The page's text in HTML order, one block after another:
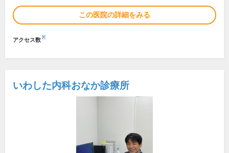
この医院の詳細をみる
アクセス数※
いわした内科おなか診療所